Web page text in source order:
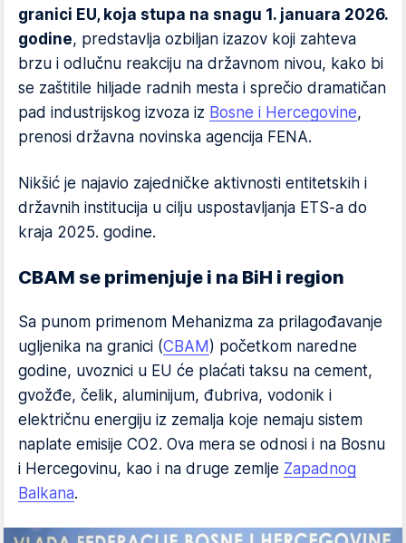
granici EU, koja stupa na snagu 1. januara 2026.
godine, predstavlja ozbiljan izazov koji zahteva
brzu i odlučnu reakciju na državnom nivou, kako bi
se zaštitile hiljade radnih mesta i sprečio dramatičan
pad industrijskog izvoza iz Bosne i Hercegovine,
prenosi državna novinska agencija FENA.
Nikšić je najavio zajedničke aktivnosti entitetskih i
državnih institucija u cilju uspostavljanja ETS-a do
kraja 2025. godine.
CBAM se primenjuje i na BiH i region
Sa punom primenom Mehanizma za prilagođavanje
ugljenika na granici (CBAM ) početkom naredne
godine, uvoznici u EU će plaćati taksu na cement,
gvožđe, čelik, aluminijum, đubriva, vodonik i
električnu energiju iz zemalja koje nemaju sistem
naplate emisije CO2. Ova mera se odnosi i na Bosnu
i Hercegovinu, kao i na druge zemlje Zapadnog
Balkana.